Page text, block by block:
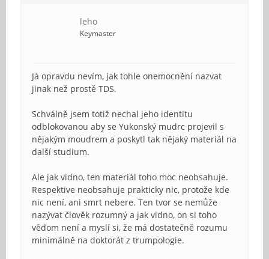
leho
Keymaster
Já opravdu nevím, jak tohle onemocnění nazvat
jinak než prostě TDS.
Schválně jsem totiž nechal jeho identitu
odblokovanou aby se Yukonský mudrc projevil s
nějakým moudrem a poskytl tak nějaký materiál na
další studium.
Ale jak vidno, ten materiál toho moc neobsahuje.
Respektive neobsahuje prakticky nic, protože kde
nic není, ani smrt nebere. Ten tvor se nemůže
nazývat člověk rozumný a jak vidno, on si toho
vědom není a myslí si, že má dostatečně rozumu
minimálně na doktorát z trumpologie.